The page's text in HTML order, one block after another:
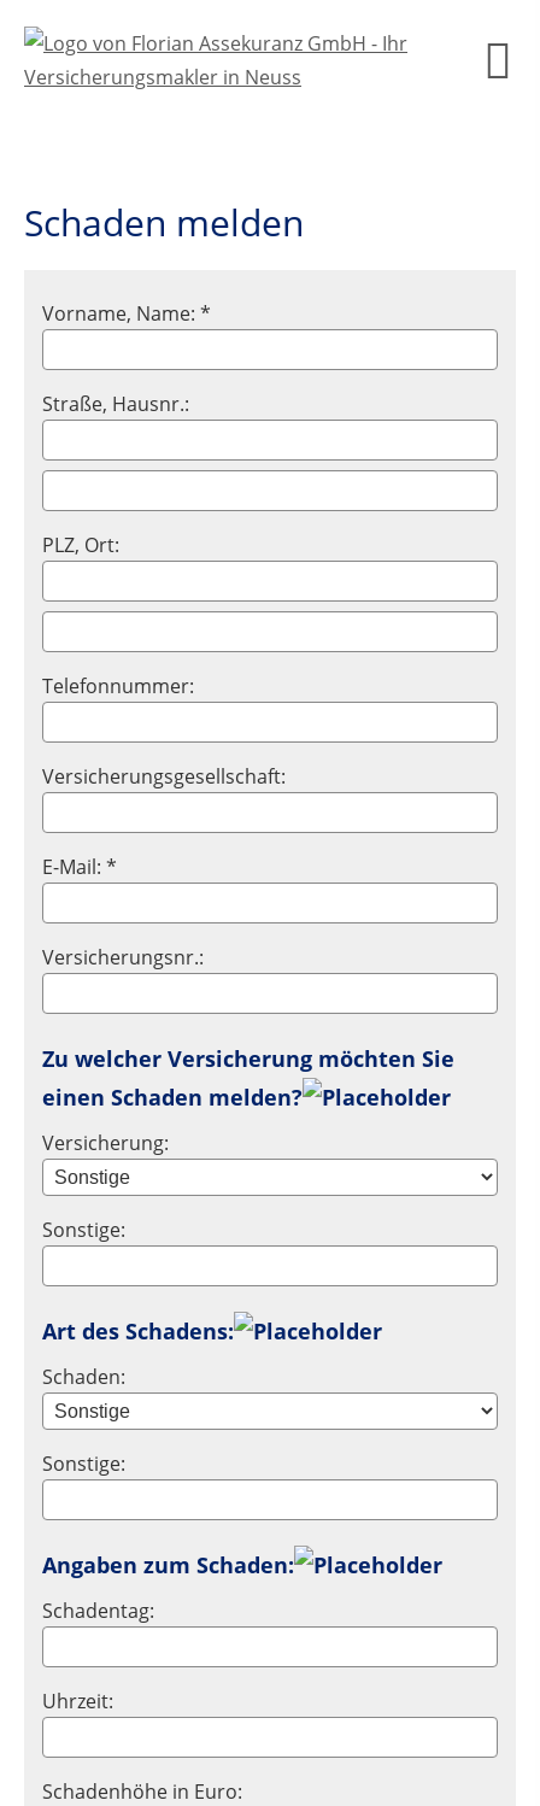
Schaden melden
Vorname, Name: *
Straße, Hausnr.:
PLZ, Ort:
Telefonnummer:
Versicherungsgesellschaft:
E-Mail: *
Versicherungsnr.:
Zu welcher Versicherung möchten Sie
einen Schaden melden?
Versicherung:
Sonstige:
Art des Schadens:
Schaden:
Sonstige:
Angaben zum Schaden:
Schadentag:
Uhrzeit:
Schadenhöhe in Euro: